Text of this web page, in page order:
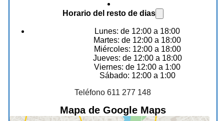
Horario del resto de dias
Lunes: de 12:00 a 18:00
Martes: de 12:00 a 18:00
Miércoles: 12:00 a 18:00
Jueves: de 12:00 a 18:00
Viernes: de 12:00 a 1:00
Sábado: 12:00 a 1:00
Teléfono 611 277 148
Mapa de Google Maps